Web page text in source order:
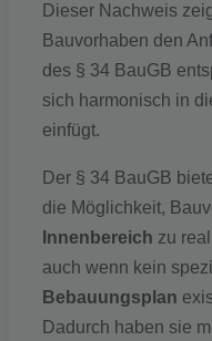
Dieser Nachweis
Bauvorhaben den
des § 34 BauGB
sich harmonisch in
einfügt.
Der § 34 BauGB
die Möglichkeit,
Innenbereich zu
auch wenn kein
Bebauungsplan
Dadurch haben sie